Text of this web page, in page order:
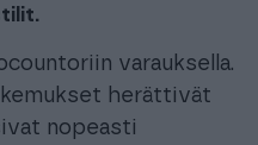
varauksella.
herättivät
nopeasti